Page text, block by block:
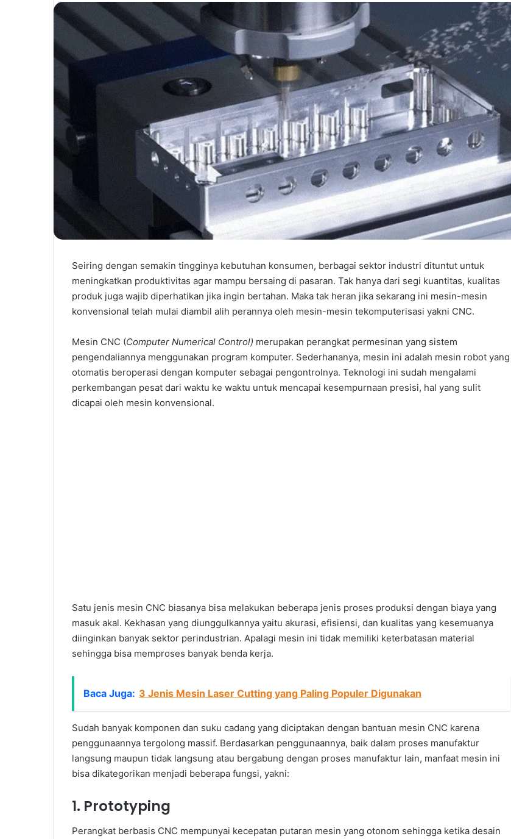
Seiring dengan semakin tingginya kebutuhan konsumen, berbagai sektor industri dituntut untuk
meningkatkan produktivitas agar mampu bersaing di pasaran. Tak hanya dari segi kuantitas, kualitas
produk juga wajib diperhatikan jika ingin bertahan. Maka tak heran jika sekarang ini mesin-mesin
konvensional telah mulai diambil alih perannya oleh mesin-mesin tekomputerisasi yakni CNC.
Mesin CNC (Computer Numerical Control) merupakan perangkat permesinan yang sistem
pengendaliannya menggunakan program komputer. Sederhananya, mesin ini adalah mesin robot yang
otomatis beroperasi dengan komputer sebagai pengontrolnya. Teknologi ini sudah mengalami
perkembangan pesat dari waktu ke waktu untuk mencapai kesempurnaan presisi, hal yang sulit
dicapai oleh mesin konvensional.
Satu jenis mesin CNC biasanya bisa melakukan beberapa jenis proses produksi dengan biaya yang
masuk akal. Kekhasan yang diunggulkannya yaitu akurasi, efisiensi, dan kualitas yang kesemuanya
diinginkan banyak sektor perindustrian. Apalagi mesin ini tidak memiliki keterbatasan material
sehingga bisa memproses banyak benda kerja.
Baca Juga: 3 Jenis Mesin Laser Cutting yang Paling Populer Digunakan
Sudah banyak komponen dan suku cadang yang diciptakan dengan bantuan mesin CNC karena
penggunaannya tergolong massif. Berdasarkan penggunaannya, baik dalam proses manufaktur
langsung maupun tidak langsung atau bergabung dengan proses manufaktur lain, manfaat mesin ini
bisa dikategorikan menjadi beberapa fungsi, yakni:
1. Prototyping
Perangkat berbasis CNC mempunyai kecepatan putaran mesin yang otonom sehingga ketika desain